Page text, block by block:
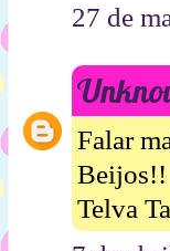
27 de
Falar
Beijos!!
Telva